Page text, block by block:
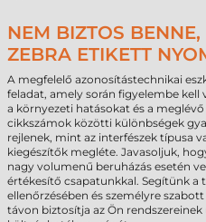
NEM BIZTOS
ZEBRA ETIKETT
A megfelelő azonosítástechnikai
feladat, amely során figyelembe
a környezeti hatásokat és a
cikkszámok közötti különbségek
rejlenek, mint az interfészek típusa
kiegészítők megléte. Javasoljuk,
nagy volumenű beruházás esetén
értékesítő csapatunkkal. Segítünk
ellenőrzésében és személyre
távon biztosítja az Ön